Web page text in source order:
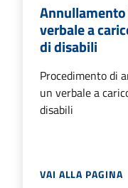
verbale a
di disabili
Procedimento di
un verbale a
disabili
VAI ALLA PAGINA